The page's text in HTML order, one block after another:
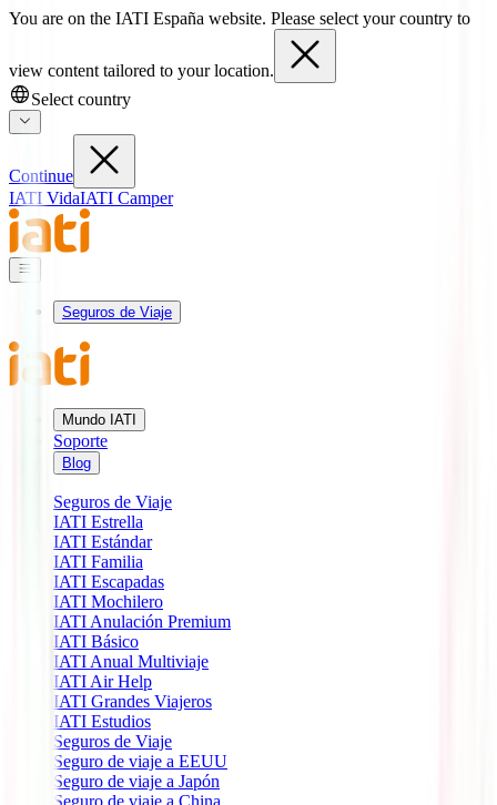
You are on the IATI España website. Please select your country to
view content tailored to your location.
Select country
Continue
IATI VidaIATI Camper
Seguros de Viaje
Mundo IATI
Soporte
Blog
Seguros de Viaje
IATI Estrella
IATI Estándar
IATI Familia
IATI Escapadas
IATI Mochilero
IATI Anulación Premium
IATI Básico
IATI Anual Multiviaje
IATI Air Help
IATI Grandes Viajeros
IATI Estudios
Seguros de Viaje
Seguro de viaje a EEUU
Seguro de viaje a Japón
Seguro de viaje a China